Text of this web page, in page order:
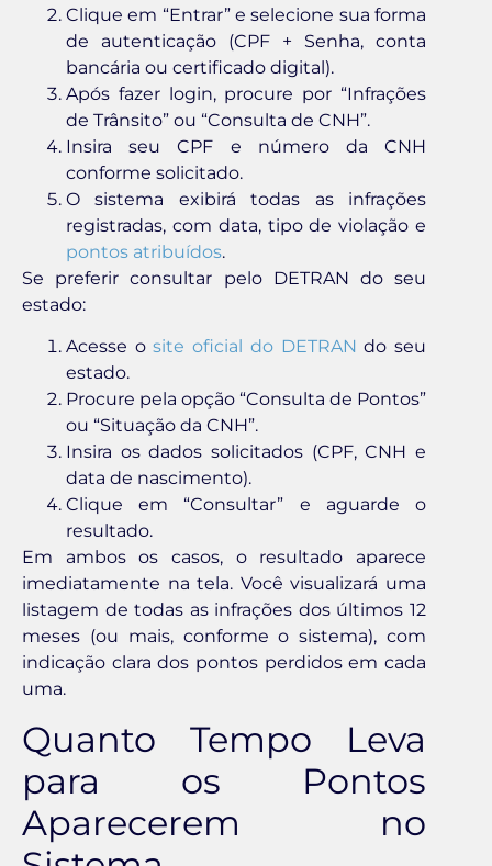
Clique em “Entrar” e selecione sua forma
de autenticação (CPF + Senha, conta
bancária ou certificado digital).
Após fazer login, procure por “Infrações
de Trânsito” ou “Consulta de CNH”.
Insira seu CPF e número da CNH
conforme solicitado.
O sistema exibirá todas as infrações
registradas, com data, tipo de violação e
pontos atribuídos.
Se preferir consultar pelo DETRAN do seu
estado:
Acesse osite oficial do DETRAN do seu
estado.
Procure pela opção “Consulta de Pontos”
ou “Situação da CNH”.
Insira os dados solicitados (CPF, CNH e
data de nascimento).
Clique em “Consultar” e aguarde o
resultado.
Em ambos os casos, o resultado aparece
imediatamente na tela. Você visualizará uma
listagem de todas as infrações dos últimos 12
meses (ou mais, conforme o sistema), com
indicação clara dos pontos perdidos em cada
uma.
Quanto Tempo Leva
para os Pontos
Aparecerem no